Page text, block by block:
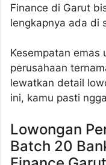
Finance di Garut
lengkapnya ada di
Kesempatan emas
perusahaan
lewatkan detail
ini, kamu pasti
Lowongan
Batch 20